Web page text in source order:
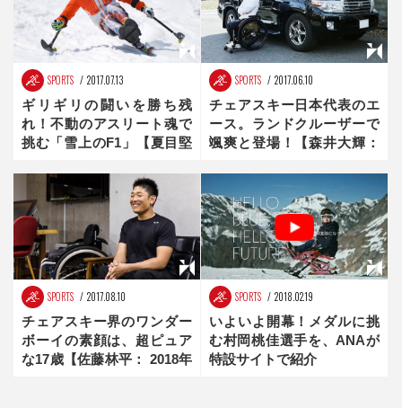
SPORTS 2017.07.13
ギリギリの闘いを勝ち残
れ！不動のアスリート魂で
挑む「雪上のF1」【夏目堅
ック注目選手】
SPORTS 2017.06.10
チェアスキー日本代表のエ
ース。ランドクルーザーで
颯爽と登場！【森井大輝：
SPORTS 2017.08.10
チェアスキー界のワンダー
ボーイの素顔は、超ピュア
な17歳【佐藤林平： 2018年
SPORTS 2018.02.19
いよいよ開幕！メダルに挑
む村岡桃佳選手を、ANAが
特設サイトで紹介